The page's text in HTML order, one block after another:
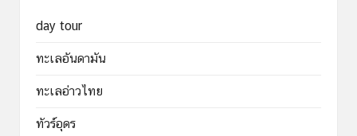
day tour
ทะเลอันดามัน
ทะเลอ่าวไทย
ทัวร์อุดร